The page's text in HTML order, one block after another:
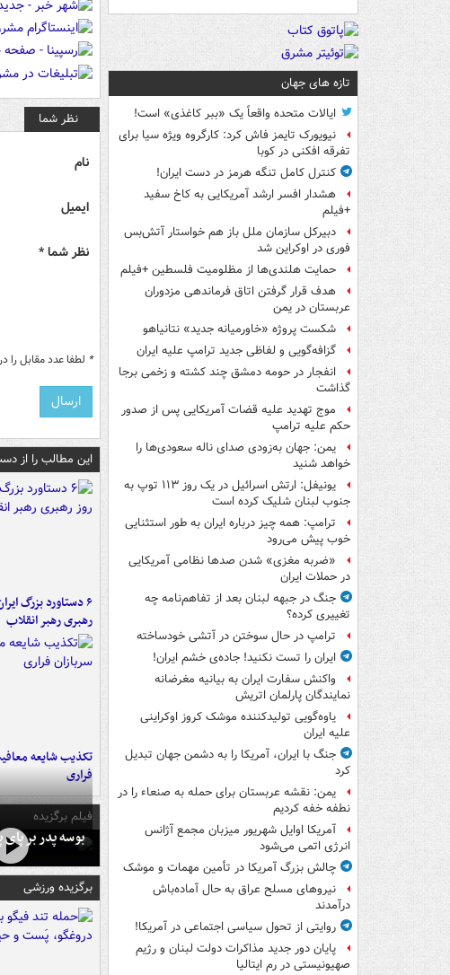
تازه های جهان
ایالات متحده واقعاً یک «ببر کاغذی» است!
نیویورک تایمز فاش کرد: کارگروه ویژه سیا برای
تفرقه افکنی در کوبا
کنترل کامل تنگه هرمز در دست ایران!
هشدار افسر ارشد آمریکایی به کاخ سفید
+فیلم
دبیرکل سازمان ملل باز هم خواستار آتش‌بس
فوری در اوکراین شد
حمایت هلندی‌ها از مظلومیت فلسطین +فیلم
هدف قرار گرفتن اتاق‌ فرماندهی مزدوران
عربستان در یمن
شکست پروژه «خاورمیانه جدید» نتانیاهو
گزافه‌گویی و لفاظی جدید ترامپ علیه ایران
انفجار در حومه دمشق چند کشته و زخمی برجا
گذاشت
موج تهدید علیه قضات آمریکایی پس از صدور
حکم علیه ترامپ
یمن: جهان به‌زودی صدای ناله سعودی‌ها را
خواهد شنید
یونیفل: ارتش اسرائیل در یک روز ۱۱۳ توپ به
جنوب لبنان شلیک کرده است
ترامپ: همه چیز درباره ایران به طور استثنایی
خوب پیش می‌رود
«ضربه مغزی» شدن صدها نظامی آمریکایی
در حملات ایران
جنگ در جبهه لبنان بعد از تفاهم‌نامه چه
تغییری کرده؟
ترامپ در حال سوختن در آتشی خودساخته
ایران را تست نکنید! جاده‌ی خشم ایران!
واکنش سفارت ایران به بیانیه مغرضانه
نمایندگان پارلمان اتریش
یاوه‌گویی تولیدکننده موشک کروز اوکراینی
علیه ایران
جنگ با ایران، آمریکا را به دشمن جهان تبدیل
کرد
یمن: نقشه عربستان برای حمله به صنعاء را در
نطفه خفه کردیم
آمریکا اوایل شهریور میزبان مجمع آژانس
انرژی اتمی می‌شود
چالش بزرگ آمریکا در تأمین مهمات و موشک
نیروهای مسلح عراق به حال آماده‌باش
درآمدند
روایتی از تحول سیاسی اجتماعی در آمریکا!
پایان دور جدید مذاکرات دولت لبنان و رژیم
صهیونیستی در رم ایتالیا
نظر شما
نام
ایمیل
نظر شما *
* لطفا عدد مقابل را
این مطالب را از
رهبری رهبر انقلاب
تکذیب شایعه
فراری
فیلم برگزیده
بوسه‌ پدر بر
برگزیده ورزشی